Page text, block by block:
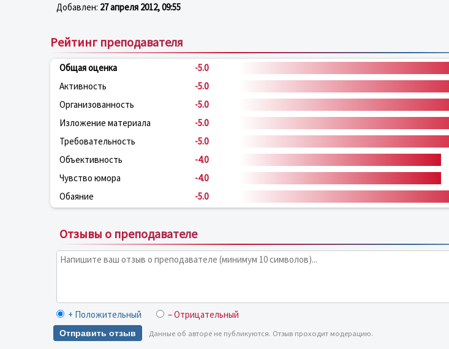
Добавлен: 27 апреля 2012, 09:55
Рейтинг преподавателя
Общая оценка -5.0
Активность
-5.0
Организованность
-5.0
Изложение материала
-5.0
Требовательность
-5.0
Объективность
-4.0
Чувство юмора
-4.0
Обаяние
-5.0
Отзывы о преподавателе
+ Положительный – Отрицательный
Отправить отзыв Данные об авторе не публикуются. Отзыв проходит модерацию.